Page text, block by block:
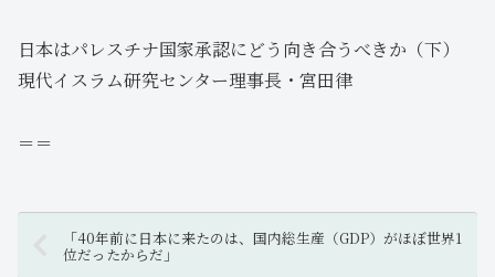
日本はパレスチナ国家承認にどう向き合うべきか（下）
現代イスラム研究センター理事長・宮田律
＝＝
「40年前に日本に来たのは、国内総生産（GDP）がほぼ世界1
位だったからだ」